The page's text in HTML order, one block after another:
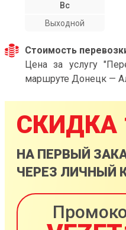
Вс
Выходной
Стоимость
Цена за услугу
маршруте Донецк —
СКИДКА
НА ПЕРВЫЙ
ЧЕРЕЗ ЛИЧНЫЙ